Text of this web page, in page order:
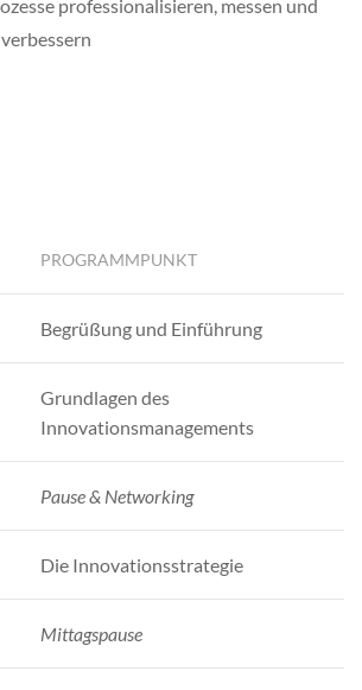
professionalisieren, messen und
PROGRAMMPUNKT
Begrüßung und Einführung
Grundlagen des
Innovationsmanagements
Pause & Networking
Die Innovationsstrategie
Mittagspause